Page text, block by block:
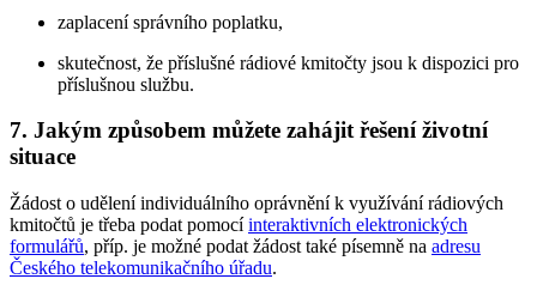
zaplacení správního poplatku,
skutečnost, že příslušné rádiové kmitočty jsou k dispozici pro
příslušnou službu.
7. Jakým způsobem můžete zahájit řešení životní
situace
Žádost o udělení individuálního oprávnění k využívání rádiových
kmitočtů je třeba podat pomocíinteraktivních elektronických
formulářů, příp. je možné podat žádost také písemně na adresu
Českého telekomunikačního úřadu.